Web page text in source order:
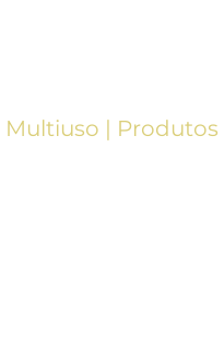
Multiuso | Produtos